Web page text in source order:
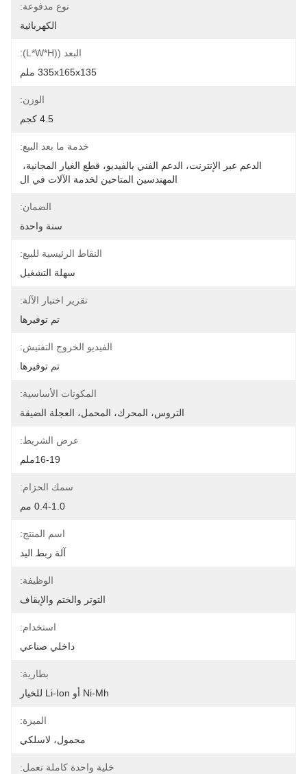
نوع مدفوعة:
الكهربائية
البعد ((L*W*H):
335x165x135 ملم
الوزن:
4.5 كجم
خدمة ما بعد البيع:
المهندسين المتاحين لخدمة الآلات في ال
الضمان:
سنة واحدة
النقاط الرئيسية للبيع:
سهلة التشغيل
تقرير اختبار الآلة:
تم توفيرها
الفيديو الخروج التفتيش:
تم توفيرها
المكونات الأساسية:
التروس، المحرك، المحمل، العجلة الضيقة
عرض الشريط:
16-19ملم
سمك الحزام:
0.4-1.0 مم
اسم المنتج:
آلة ربط اليد
الوظيفة:
التوتر والختم والإيقاف
استخدام:
داخلي صناعي
بطارية:
Ni-Mh أو Li-Ion للخيار
الميزة:
محمول، لاسلكي
خلية واحدة كاملة تعمل: